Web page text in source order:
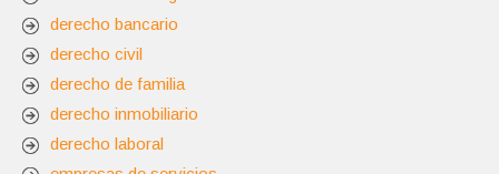
derecho bancario
derecho civil
derecho de familia
derecho inmobiliario
derecho laboral